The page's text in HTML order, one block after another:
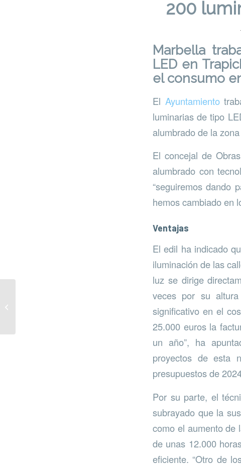
200
Marbella
LED en
el consumo
El Ayuntamiento
luminarias de tipo
alumbrado de la
El concejal de
alumbrado con
“seguiremos dando
hemos cambiado en
Ventajas
El edil ha indicado
iluminación de las
luz se dirige
veces por su altura
significativo en el
25.000 euros la
un año”, ha
proyectos de esta
presupuestos de
Por su parte, el
subrayado que la
como el aumento de
de unas 12.000
eficiente. “Otro de